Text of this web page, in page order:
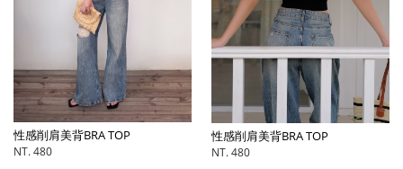
性感削肩美背BRA TOP
NT. 480
性感削肩美背BRA TOP
NT. 480